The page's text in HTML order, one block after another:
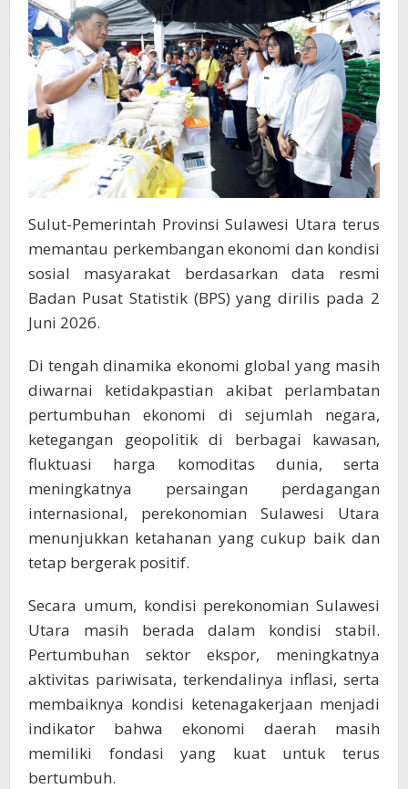
Sulut-Pemerintah Provinsi Sulawesi Utara terus
memantau perkembangan ekonomi dan kondisi
sosial masyarakat berdasarkan data resmi
Badan Pusat Statistik (BPS) yang dirilis pada 2
Juni 2026.
Di tengah dinamika ekonomi global yang masih
diwarnai ketidakpastian akibat perlambatan
pertumbuhan ekonomi di sejumlah negara,
ketegangan geopolitik di berbagai kawasan,
fluktuasi harga komoditas dunia, serta
meningkatnya persaingan perdagangan
internasional, perekonomian Sulawesi Utara
menunjukkan ketahanan yang cukup baik dan
tetap bergerak positif.
Secara umum, kondisi perekonomian Sulawesi
Utara masih berada dalam kondisi stabil.
Pertumbuhan sektor ekspor, meningkatnya
aktivitas pariwisata, terkendalinya inflasi, serta
membaiknya kondisi ketenagakerjaan menjadi
indikator bahwa ekonomi daerah masih
memiliki fondasi yang kuat untuk terus
bertumbuh.